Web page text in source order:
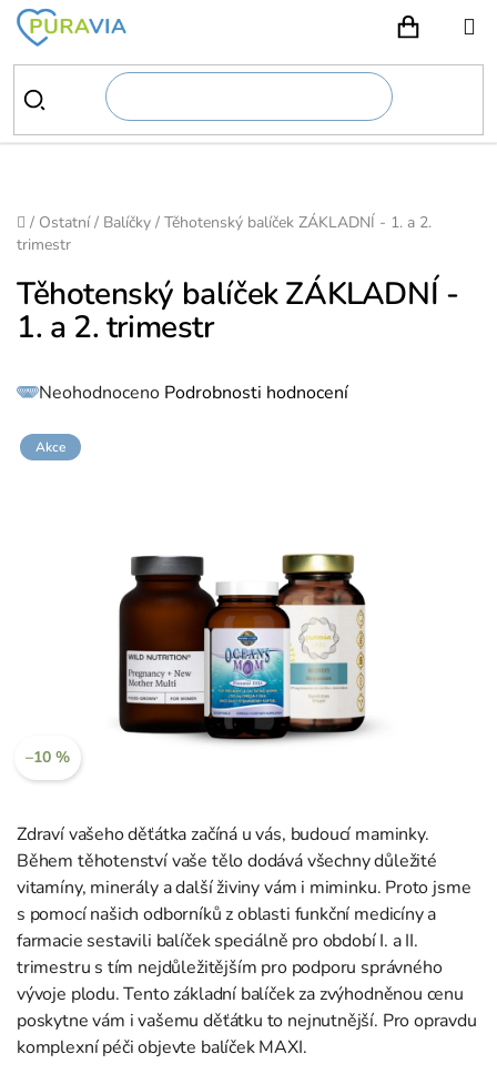
Přejít
obsah
Domů
/ Ostatní / Balíčky / Těhotenský balíček ZÁKLADNÍ - 1. a 2.
trimestr
Zdraví vašeho děťátka začíná u vás, budoucí maminky.
Během těhotenství vaše tělo dodává všechny důležité
vitamíny, minerály a další živiny vám i miminku. Proto jsme
s pomocí našich odborníků z oblasti funkční medicíny a
farmacie sestavili balíček speciálně pro období I. a II.
trimestru s tím nejdůležitějším pro podporu správného
vývoje plodu. Tento základní balíček za zvýhodněnou cenu
poskytne vám i vašemu děťátku to nejnutnější. Pro opravdu
komplexní péči objevte balíček MAXI.
Těhotenský balíček ZÁKLADNÍ -
1. a 2. trimestr
Průměrné
hodnocení
0,0
5
Neohodnoceno Podrobnosti hodnocení
Akce
–10 %